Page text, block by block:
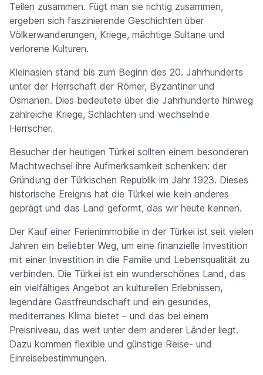
Teilen zusammen. Fügt man sie richtig zusammen,
ergeben sich faszinierende Geschichten über
Völkerwanderungen, Kriege, mächtige Sultane und
verlorene Kulturen.
Kleinasien stand bis zum Beginn des 20. Jahrhunderts
unter der Herrschaft der Römer, Byzantiner und
Osmanen. Dies bedeutete über die Jahrhunderte hinweg
zahlreiche Kriege, Schlachten und wechselnde
Herrscher.
Besucher der heutigen Türkei sollten einem besonderen
Machtwechsel ihre Aufmerksamkeit schenken: der
Gründung der Türkischen Republik im Jahr 1923. Dieses
historische Ereignis hat die Türkei wie kein anderes
geprägt und das Land geformt, das wir heute kennen.
Der Kauf einer Ferienimmobilie in der Türkei ist seit vielen
Jahren ein beliebter Weg, um eine finanzielle Investition
mit einer Investition in die Familie und Lebensqualität zu
verbinden. Die Türkei ist ein wunderschönes Land, das
ein vielfältiges Angebot an kulturellen Erlebnissen,
legendäre Gastfreundschaft und ein gesundes,
mediterranes Klima bietet – und das bei einem
Preisniveau, das weit unter dem anderer Länder liegt.
Dazu kommen flexible und günstige Reise- und
Einreisebestimmungen.